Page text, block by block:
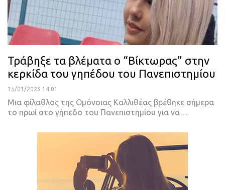
Τράβηξε τα βλέματα ο “Βίκτωρας” στην
κερκίδα του γηπέδου του Πανεπιστημίου
15/01/2023 14:01
Μια φίλαθλος της Ομόνοιας Καλλιθέας βρέθηκε σήμερα
το πρωί στο γήπεδο του Πανεπιστημίου για να…